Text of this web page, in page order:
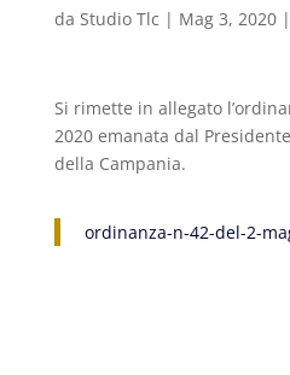
da Studio Tlc | Mag 3, 2020|
Si rimette in allegato
2020 emanata dal
della Campania.
ordinanza-n-42-del-2-